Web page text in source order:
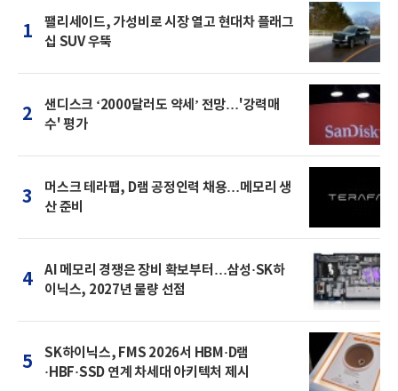
1
팰리세이드, 가성비로 시장 열고 현대차 플래그
십 SUV 우뚝
2
샌디스크 ‘2000달러도 약세’ 전망…'강력매
수' 평가
3
머스크 테라팹, D램 공정인력 채용…메모리 생
산 준비
4
AI 메모리 경쟁은 장비 확보부터…삼성·SK하
이닉스, 2027년 물량 선점
5
SK하이닉스, FMS 2026서 HBM·D램
·HBF·SSD 연계 차세대 아키텍처 제시